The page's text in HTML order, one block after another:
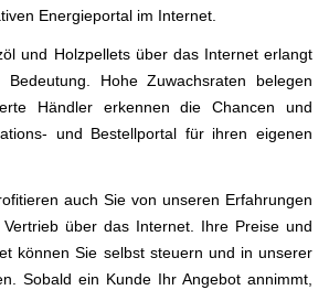
Energieportal im Internet.
und Holzpellets über das Internet erlangt
Hohe Zuwachsraten belegen
Händler erkennen die Chancen und
und Bestellportal für ihren eigenen
auch Sie von unseren Erfahrungen
Vertrieb über das Internet. Ihre Preise und
können Sie selbst steuern und in unserer
Sobald ein Kunde Ihr Angebot annimmt,